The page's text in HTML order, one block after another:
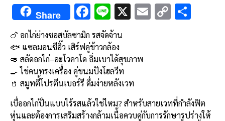
Share F
ac
e
b
o
o
k
Li
n
e
X E C
k
🍗 อกไก่ย่างซอสบัลซามิก รสจัดจ้าน
🐟 แซลมอนซีอิ๊ว เสิร์ฟคู่ข้าวกล้อง
🥑 สลัดอกไก่–อะโวคาโด อิ่มเบาได้สุขภาพ
🍳 ไข่คนทรงเครื่อง คู่ขนมปังโฮลวีท
🥤 สมูทตี้โปรตีนเบอร์รี ดื่มง่ายหลังเวท
เบื่ออกไก่ปั่นแบบไร้รสแล้วใช่ไหม? สำหรับสายเวทที่กำลังฟิต
หุ่นและต้องการเสริมสร้างกล้ามเนื้อควบคู่กับการรักษารูปร่างให้